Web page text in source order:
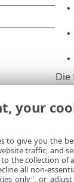
•
•
•
Die
•
•
•
your
to give you the
traffic, and
the collection of
all non-
only", or